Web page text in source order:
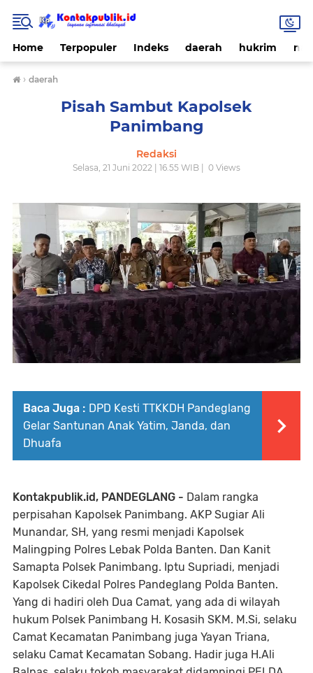
Home Terpopuler Indeks daerah hukrim
› daerah
Pisah Sambut Kapolsek
Panimbang
Redaksi
Selasa, 21 Juni 2022 | 16.55 WIB | 0 Views
Baca Juga : DPD Kesti TTKKDH Pandeglang
Gelar Santunan Anak Yatim, Janda, dan
Dhuafa
Kontakpublik.id, PANDEGLANG - Dalam rangka
perpisahan Kapolsek Panimbang. AKP Sugiar Ali
Munandar, SH, yang resmi menjadi Kapolsek
Malingping Polres Lebak Polda Banten. Dan Kanit
Samapta Polsek Panimbang. Iptu Supriadi, menjadi
Kapolsek Cikedal Polres Pandeglang Polda Banten.
Yang di hadiri oleh Dua Camat, yang ada di wilayah
hukum Polsek Panimbang H. Kosasih SKM. M.Si, selaku
Camat Kecamatan Panimbang juga Yayan Triana,
selaku Camat Kecamatan Sobang. Hadir juga H.Ali